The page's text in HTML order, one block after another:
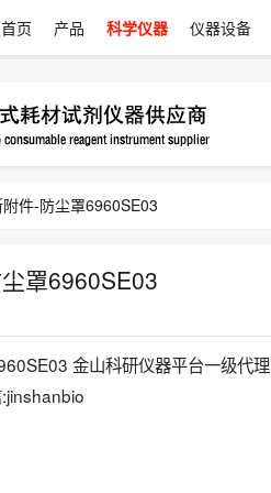
首页 产品 科学仪器 仪器设备
件-防尘罩6960SE03
罩6960SE03
金山科研仪器平台一级代理